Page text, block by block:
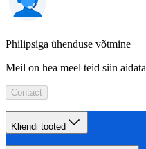
Philipsiga ühenduse võtmine
Meil on hea meel teid siin aidata
Contact
Kliendi tooted